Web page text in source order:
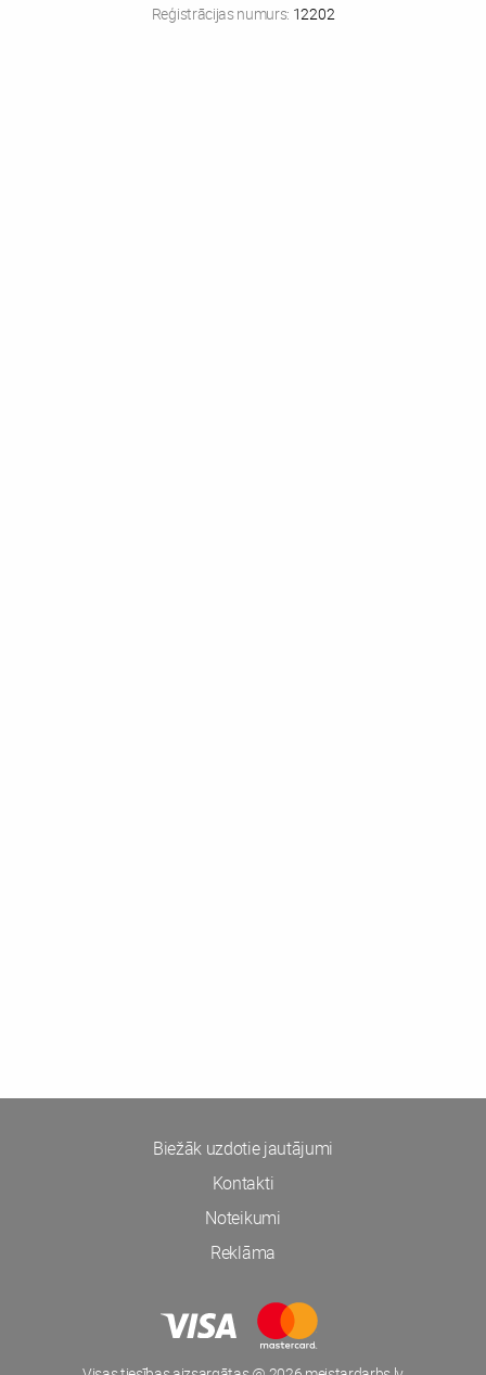
Reģistrācijas numurs: 12202
Biežāk uzdotie jautājumi
Kontakti
Noteikumi
Reklāma